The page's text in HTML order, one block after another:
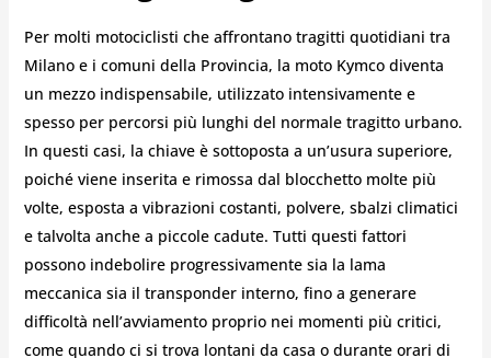
Per molti motociclisti che affrontano tragitti quotidiani tra
Milano e i comuni della Provincia, la moto Kymco diventa
un mezzo indispensabile, utilizzato intensivamente e
spesso per percorsi più lunghi del normale tragitto urbano.
In questi casi, la chiave è sottoposta a un’usura superiore,
poiché viene inserita e rimossa dal blocchetto molte più
volte, esposta a vibrazioni costanti, polvere, sbalzi climatici
e talvolta anche a piccole cadute. Tutti questi fattori
possono indebolire progressivamente sia la lama
meccanica sia il transponder interno, fino a generare
difficoltà nell’avviamento proprio nei momenti più critici,
come quando ci si trova lontani da casa o durante orari di